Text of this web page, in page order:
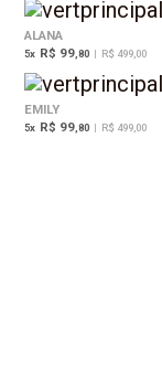
ALANA
5x R$ 99 ,80 | R$ 499,00
EMILY
5x R$ 99 ,80 | R$ 499,00